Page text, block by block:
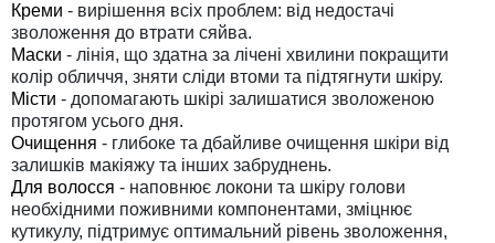
Креми - вирішення всіх проблем: від недостачі
зволоження до втрати сяйва.
Маски - лінія, що здатна за лічені хвилини покращити
колір обличчя, зняти сліди втоми та підтягнути шкіру.
Місти - допомагають шкірі залишатися зволоженою
протягом усього дня.
Очищення - глибоке та дбайливе очищення шкіри від
залишків макіяжу та інших забруднень.
Для волосся - наповнює локони та шкіру голови
необхідними поживними компонентами, зміцнює
кутикулу, підтримує оптимальний рівень зволоження,